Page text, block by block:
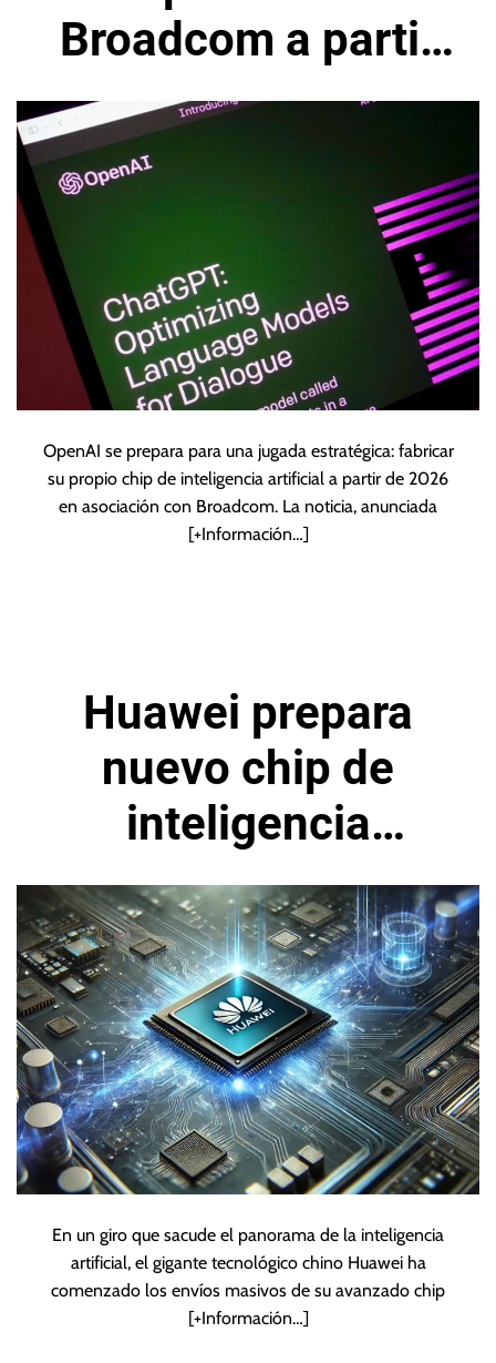
Broadcom a partir
de 2026
OpenAI se prepara para una jugada estratégica: fabricar
su propio chip de inteligencia artificial a partir de 2026
en asociación con Broadcom. La noticia, anunciada
[+Información…]
Huawei prepara
nuevo chip de
inteligencia
artificial para envío
masivo
En un giro que sacude el panorama de la inteligencia
artificial, el gigante tecnológico chino Huawei ha
comenzado los envíos masivos de su avanzado chip
[+Información…]